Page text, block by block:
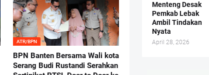
ATR/BPN
BPN Banten Bersama Wali kota
Serang Budi Rustandi Serahkan
Menteng Desak
Pemkab Lebak
Ambil Tindakan
Nyata
April 28, 2026